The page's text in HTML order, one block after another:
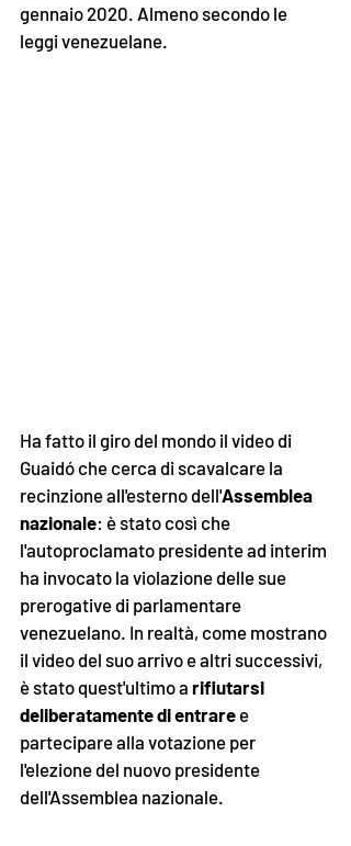
gennaio 2020. Almeno secondo le
leggi venezuelane.
Ha fatto il giro del mondo il video di
Guaidó che cerca di scavalcare la
recinzione all'esterno dell'Assemblea
nazionale: è stato così che
l'autoproclamato presidente ad interim
ha invocato la violazione delle sue
prerogative di parlamentare
venezuelano. In realtà, come mostrano
il video del suo arrivo e altri successivi,
è stato quest'ultimo a rifiutarsi
deliberatamente di entrare e
partecipare alla votazione per
l'elezione del nuovo presidente
dell'Assemblea nazionale.